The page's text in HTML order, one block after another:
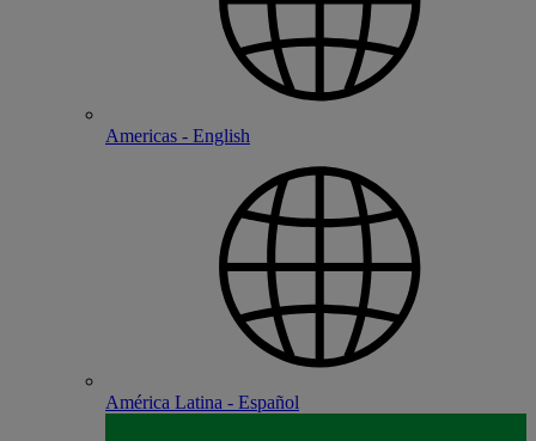
Americas - English
América Latina - Español